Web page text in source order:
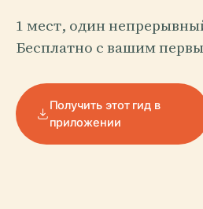
1 мест, один
Бесплатно с вашим
Получить этот гид в
приложении